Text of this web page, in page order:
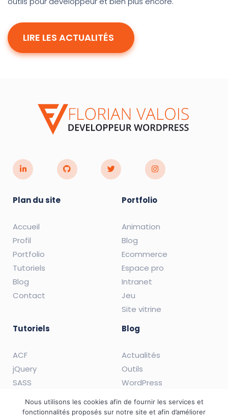
LIRE LES ACTUALITÉS
Plan du site
Accueil
Profil
Portfolio
Tutoriels
Blog
Contact
Portfolio
Animation
Blog
Ecommerce
Espace pro
Intranet
Jeu
Site vitrine
Tutoriels
ACF
jQuery
SASS
Blog
Actualités
Outils
WordPress
Nous utilisons les cookies afin de fournir les services et
fonctionnalités proposés sur notre site et afin d’améliorer